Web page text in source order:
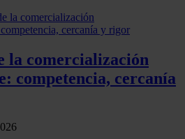
la comercialización
competencia, cercanía